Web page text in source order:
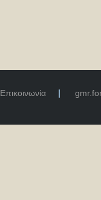
Επικοινωνία